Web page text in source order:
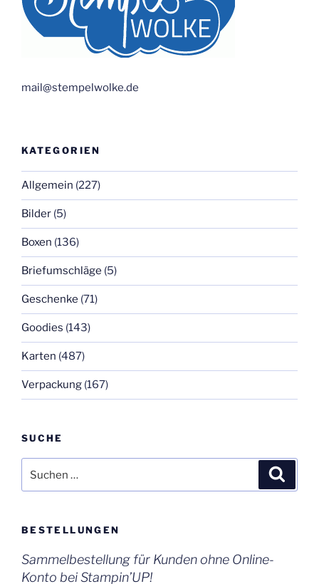
mail@stempelwolke.de
KATEGORIEN
Allgemein (227)
Bilder (5)
Boxen (136)
Briefumschläge (5)
Geschenke (71)
Goodies (143)
Karten (487)
Verpackung (167)
SUCHE
nach:
BESTELLUNGEN
Sammelbestellung für Kunden ohne Online-
Konto bei Stampin’UP!